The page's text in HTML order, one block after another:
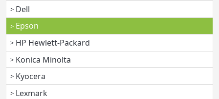
Dell
Epson
HP Hewlett-Packard
Konica Minolta
Kyocera
Lexmark